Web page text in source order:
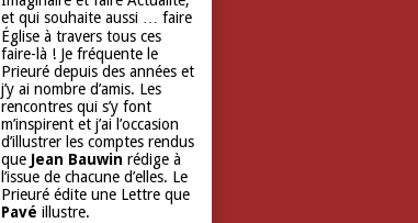
et qui souhaite aussi … faire
Église à travers tous ces
faire-là ! Je fréquente le
Prieuré depuis des années et
j’y ai nombre d’amis. Les
rencontres qui s’y font
m’inspirent et j’ai l’occasion
d’illustrer les comptes rendus
que Jean Bauwin rédige à
l’issue de chacune d’elles. Le
Prieuré édite une Lettre que
Pavé illustre.